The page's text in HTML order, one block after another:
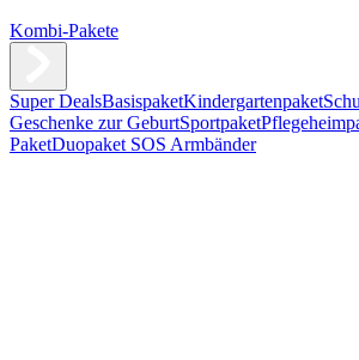
Kombi-Pakete
Super DealsBasispaketKindergartenpaket
Geschenke zur GeburtSportpaket
PaketDuopaket SOS Armbänder